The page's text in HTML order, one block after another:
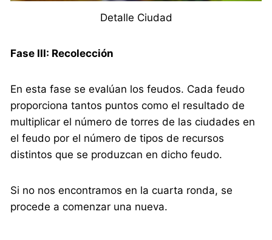
Detalle Ciudad
Fase III: Recolección
En esta fase se evalúan los feudos. Cada feudo
proporciona tantos puntos como el resultado de
multiplicar el número de torres de las ciudades en
el feudo por el número de tipos de recursos
distintos que se produzcan en dicho feudo.
Si no nos encontramos en la cuarta ronda, se
procede a comenzar una nueva.